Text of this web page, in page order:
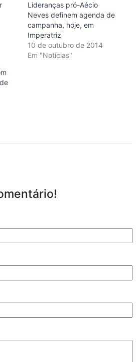
Lideranças pró-Aécio
Neves definem agenda de
campanha, hoje, em
Imperatriz
10 de outubro de 2014
Em "Notícias"